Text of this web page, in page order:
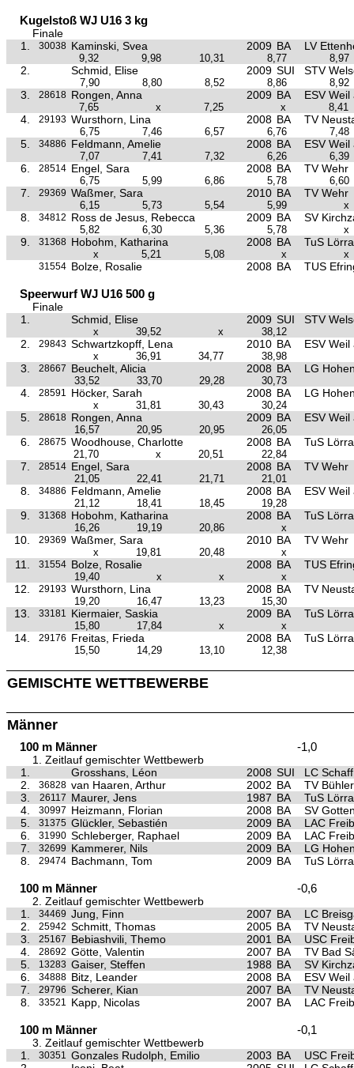
Kugelstoß WJ U16 3 kg
Finale
1.
30038 Kaminski, Svea 2009 BA LV
9,32 9,98 10,31 8,77 8,97
2. Schmid, Elise 2009 SUI STV
7,90 8,80 8,52 8,86 8,92
3. 28618 Rongen, Anna 2009 BA ESV
7,65 x 7,25 x 8,41
4. 29193 Wursthorn, Lina 2008 BA TV
6,75 7,46 6,57 6,76 7,48
5. 34886 Feldmann, Amelie 2008 BA ESV
7,07 7,41 7,32 6,26 6,39
6. 28514 Engel, Sara 2008 BA TV Wehr
6,75 5,99 6,86 5,78 6,60
7. 29369 Waßmer, Sara 2010 BA TV Wehr
6,15 5,73 5,54 5,99 x
8. 34812 Ross de Jesus, Rebecca 2009 BA SV
5,82 6,30 5,36 5,78 x
9. 31368 Hobohm, Katharina 2008 BA TuS
x 5,21 5,08 x x
31554 Bolze, Rosalie 2008 BA TUS
Speerwurf WJ U16 500 g
Finale
1.
Schmid, Elise 2009 SUI STV
x 39,52 x 38,12
2. 29843 Schwartzkopff, Lena 2010 BA ESV
x 36,91 34,77 38,98
3. 28667 Beuchelt, Alicia 2008 BA LG
33,52 33,70 29,28 30,73
4. 28591 Höcker, Sarah 2008 BA LG
x 31,81 30,43 30,24
5. 28618 Rongen, Anna 2009 BA ESV
16,57 20,95 20,95 26,05
6. 28675 Woodhouse, Charlotte 2008 BA TuS
21,70 x 20,51 22,84
7. 28514 Engel, Sara 2008 BA TV Wehr
21,05 22,41 21,71 21,01
8. 34886 Feldmann, Amelie 2008 BA ESV
21,12 18,41 18,45 19,28
9. 31368 Hobohm, Katharina 2008 BA TuS
16,26 19,19 20,86 x
10. 29369 Waßmer, Sara 2010 BA TV Wehr
x 19,81 20,48 x
11. 31554 Bolze, Rosalie 2008 BA TUS
19,40 x x x
12. 29193 Wursthorn, Lina 2008 BA TV
19,20 16,47 13,23 15,30
13. 33181 Kiermaier, Saskia 2009 BA TuS
15,80 17,84 x x
14. 29176 Freitas, Frieda 2008 BA TuS
15,50 14,29 13,10 12,38
GEMISCHTE WETTBEWERBE
Männer
100 m Männer -1,0
1. Zeitlauf gemischter Wettbewerb
1.
Grosshans, Léon 2008 SUI
LC
2.
36828 van Haaren, Arthur 2002 BA
TV
3.
26117 Maurer, Jens 1987 BA
TuS
4.
30997 Heizmann, Florian 2008 BA
SV
5.
31375 Glückler, Sebastién 2009 BA
LAC
6.
31990 Schleberger, Raphael 2009 BA
LAC
7.
32699 Kammerer, Nils 2009 BA
LG
8.
29474 Bachmann, Tom 2009 BA TuS
100 m Männer -0,6
2. Zeitlauf gemischter Wettbewerb
1.
34469 Jung, Finn 2007 BA
LC
2.
25942 Schmitt, Thomas 2005 BA
TV
3.
25167 Bebiashvili, Themo 2001 BA
USC
4.
28692 Götte, Valentin 2007 BA
TV Bad
5.
13283 Gaiser, Steffen 1988 BA
SV
6.
34888 Bitz, Leander 2008 BA
ESV
7.
29796 Scherer, Kian 2007 BA
TV
8.
33521 Kapp, Nicolas 2007 BA LAC
100 m Männer -0,1
3. Zeitlauf gemischter Wettbewerb
1.
30351 Gonzales Rudolph, Emilio 2003 BA
USC